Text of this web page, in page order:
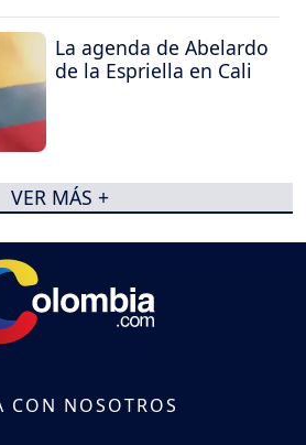
La agenda de Abelardo
de la Espriella en Cali
VER MÁS +
CON NOSOTROS